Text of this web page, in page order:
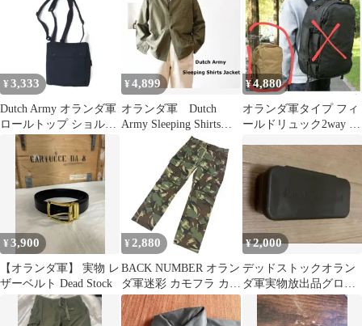
¥ 3,333
Dutch Army オランダ軍
ロールトップ ショルダ
ーバッグ ネイビー
¥4,899
オランダ軍 Dutch
Army Sleeping Shirts
¥4,880
オランダ軍タイプ フィ
ールドリュック2way シ
YMCLKY
¥3,900
【オランダ軍】 実物 レ
ザーベルト Dead Stock
¥ 2,880
BACK NUMBER オラン
ダ軍迷彩 カモフラ カー
ゴパンツ L ライトオン
¥2,000
デッドストックオラン
ダ軍実物放出品グロッ
ク17 ピストル メンテナ
ンスボックス